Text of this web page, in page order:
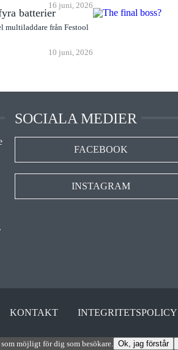
16 juni, 2026
batterier
multiladdare från Festool
10 juni, 2026
SOCIALA MEDIER
FACEBOOK
INSTAGRAM
KONTAKT INTEGRITETSPOLICY
möjligt för dig som besökare. Ok, jag förstår